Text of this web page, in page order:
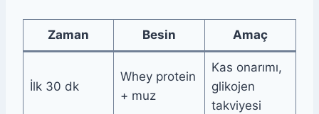
Zaman Besin Amaç
İlk 30 dk
Whey protein
+ muz
Kas onarımı,
glikojen
takviyesi